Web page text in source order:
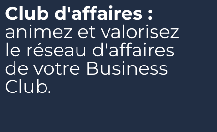
Club d'affaires :
animez et valorisez
le réseau d'affaires
de votre Business
Club.